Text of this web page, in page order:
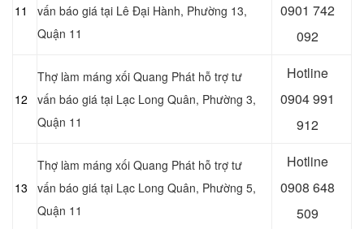
11
vấn báo giá tại Lê Đại Hành, Phường 13,
Quận 11
0901 742
092
12
Thợ làm máng xối Quang Phát hỗ trợ tư
vấn báo giá tại Lạc Long Quân, Phường 3,
Quận 11
Hotline
0904 991
912
13
Thợ làm máng xối Quang Phát hỗ trợ tư
vấn báo giá tại Lạc Long Quân, Phường 5,
Quận 11
Hotline
0908 648
509